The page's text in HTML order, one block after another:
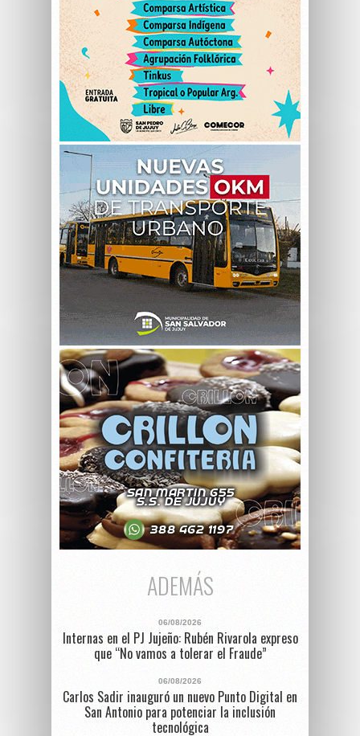
ADEMÁS
06/08/2026
Internas en el PJ Jujeño: Rubén Rivarola expreso
que “No vamos a tolerar el Fraude”
06/08/2026
Carlos Sadir inauguró un nuevo Punto Digital en
San Antonio para potenciar la inclusión
tecnológica